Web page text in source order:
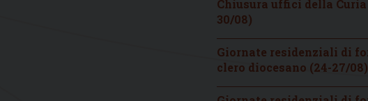
Chiusura uffici della Curia
30/08)
Giornate residenziali di
clero diocesano (24-27/08)